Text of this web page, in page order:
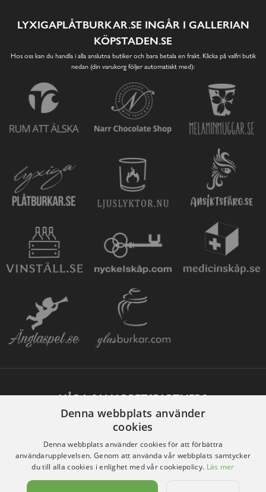
LYXIGAPLÅTBURKAR.SE INGÅR I GALLERIAN
KÖPSTADEN.SE
Hos oss kan du handla i alla anslutna butiker och bara betala en frakt. Klicka på valfri butik
nedan (din varukorg följer automatiskt med):
VÅRA SAMARBETSPARTNERS
Denna webbplats använder
cookies
Denna webbplats använder cookies för att förbättra
användarupplevelsen. Genom att använda vår webbplats samtycker
du till alla cookies i enlighet med vår cookiepolicy. Läs mer